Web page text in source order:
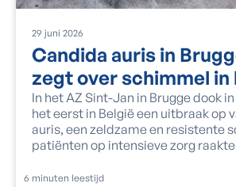
29 juni 2026
Candida auris in
zegt over schimmel in
In het AZ Sint-Jan in Brugge dook
het eerst in België een uitbraak op
auris, een zeldzame en resistente
patiënten op intensieve zorg
6 minuten leestijd